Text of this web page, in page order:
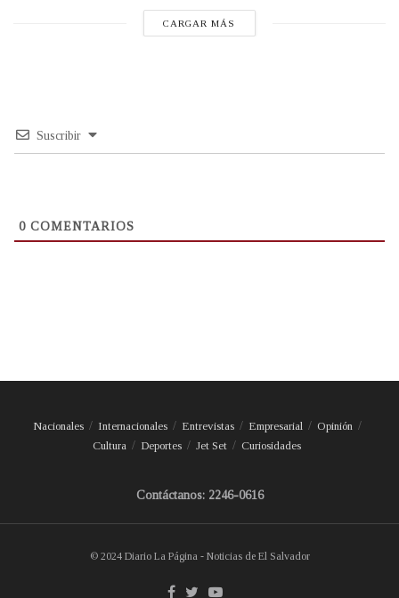
CARGAR MÁS
Suscribir
0 COMENTARIOS
Nacionales Internacionales Entrevistas Empresarial
Opinión
Cultura
Deportes Jet Set Curiosidades
Contáctanos: 2246-0616
© 2024 Diario La Página - Noticias de El Salvador